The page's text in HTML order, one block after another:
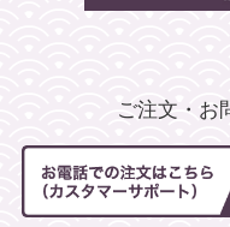
ご注文・お